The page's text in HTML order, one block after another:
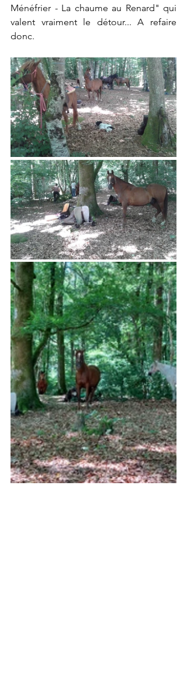
Ménéfrier - La chaume au Renard" qui
valent vraiment le détour... A refaire
donc.